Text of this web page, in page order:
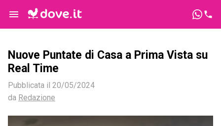
Nuove Puntate di Casa a Prima Vista su
Real Time
Pubblicata il 20/05/2024
da Redazione